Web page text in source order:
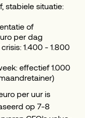
stabiele situatie:
of
per dag
1.400 - 1.800
effectief 1.000
per uur is
op 7-8